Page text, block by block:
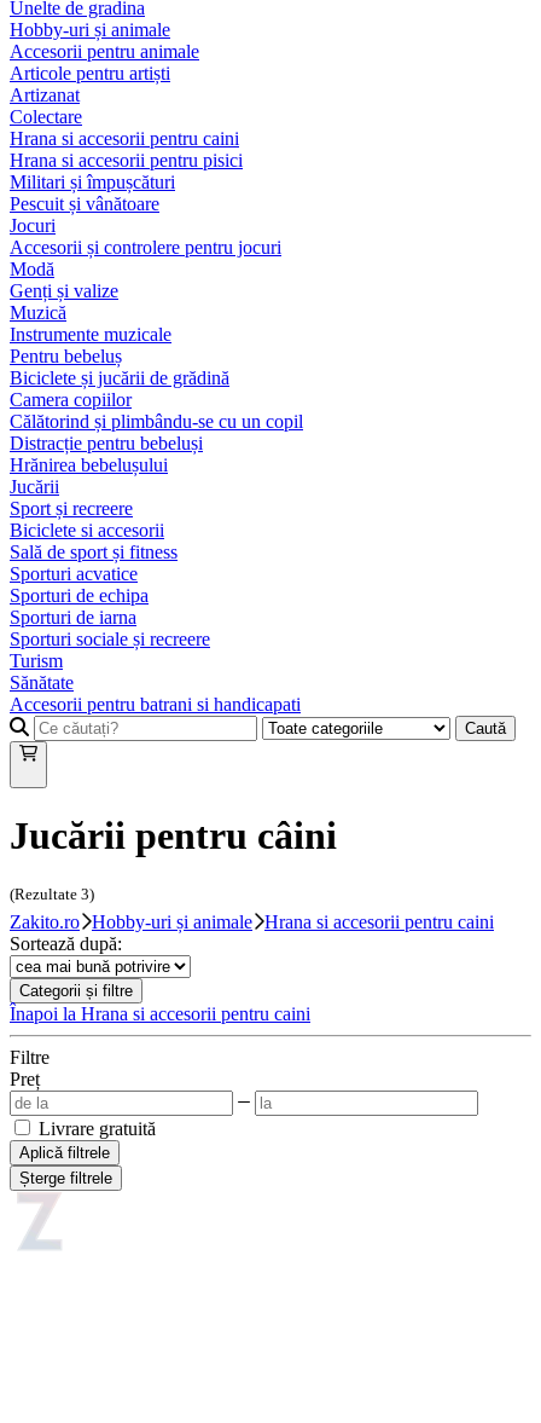
Unelte de gradina
Hobby-uri și animale
Accesorii pentru animale
Articole pentru artiști
Artizanat
Colectare
Hrana si accesorii pentru caini
Hrana si accesorii pentru pisici
Militari și împușcături
Pescuit și vânătoare
Jocuri
Accesorii și controlere pentru jocuri
Modă
Genți și valize
Muzică
Instrumente muzicale
Pentru bebeluș
Biciclete și jucării de grădină
Camera copiilor
Călătorind și plimbându-se cu un copil
Distracție pentru bebeluși
Hrănirea bebelușului
Jucării
Sport și recreere
Biciclete si accesorii
Sală de sport și fitness
Sporturi acvatice
Sporturi de echipa
Sporturi de iarna
Sporturi sociale și recreere
Turism
Sănătate
Accesorii pentru batrani si handicapati
Caută
Jucării pentru câini
(Rezultate 3)
Zakito.ro Hobby-uri și animale Hrana si accesorii pentru caini
Sortează după:
Categorii și filtre
Înapoi la Hrana si accesorii pentru caini
Filtre
Preț
Livrare gratuită
Aplică filtrele
Șterge filtrele